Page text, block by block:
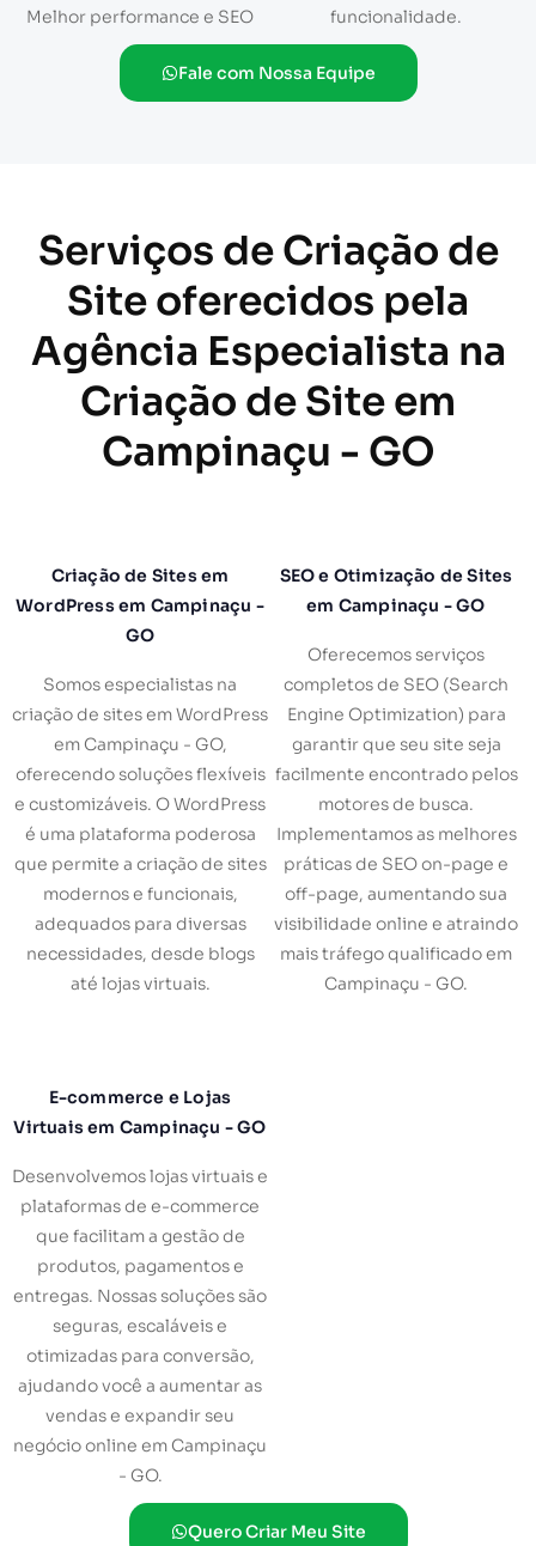
Melhor performance e SEO
funcionalidade.
Fale com Nossa Equipe
Serviços de Criação de
Site oferecidos pela
Agência Especialista na
Criação de Site em
Campinaçu - GO
Criação de Sites em
WordPress em Campinaçu -
GO
Somos especialistas na
criação de sites em WordPress
em Campinaçu - GO,
oferecendo soluções flexíveis
e customizáveis. O WordPress
é uma plataforma poderosa
que permite a criação de sites
modernos e funcionais,
adequados para diversas
necessidades, desde blogs
até lojas virtuais.
SEO e Otimização de Sites
em Campinaçu - GO
Oferecemos serviços
completos de SEO (Search
Engine Optimization) para
garantir que seu site seja
facilmente encontrado pelos
motores de busca.
Implementamos as melhores
práticas de SEO on-page e
off-page, aumentando sua
visibilidade online e atraindo
mais tráfego qualificado em
Campinaçu - GO.
E-commerce e Lojas
Virtuais em Campinaçu - GO
Desenvolvemos lojas virtuais e
plataformas de e-commerce
que facilitam a gestão de
produtos, pagamentos e
entregas. Nossas soluções são
seguras, escaláveis e
otimizadas para conversão,
ajudando você a aumentar as
vendas e expandir seu
negócio online em Campinaçu
- GO.
Quero Criar Meu Site